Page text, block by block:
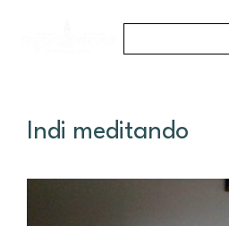
Indi meditando